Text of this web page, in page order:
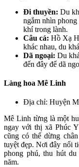
Đi thuyền: Du
ngắm nhìn
khí trong lành.
Câu cá: Hồ Xạ
khác nhau, du
Dã ngoại: Du
đến đây để dã
Làng hoa Mê Linh
Địa chỉ: Huyện
Mê Linh từng là một
ngay với thị xã Phúc
cũng có thể dừng
tuyệt đẹp. Nơi đây nổi
phong phú, thu hút du
năm.